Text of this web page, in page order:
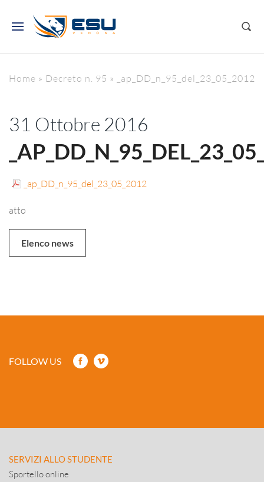
Home » Decreto n. 95 » _ap_DD_n_95_del_23_05_2012
31 Ottobre 2016
_ap_DD_n_95_del_23_05_2012
atto
Elenco news
FOLLOW US
SERVIZI ALLO STUDENTE
Sportello online